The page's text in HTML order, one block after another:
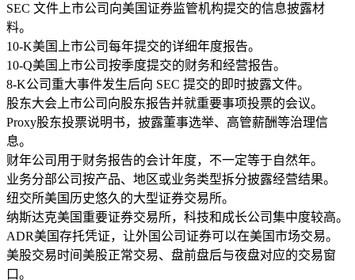
SEC 文件 上市公司向美国证券监管机构提交的信息披露材
料。
10-K美国上市公司每年提交的详细年度报告。
10-Q美国上市公司按季度提交的财务和经营报告。
8-K公司重大事件发生后向 SEC 提交的即时披露文件。
股东大会 上市公司向股东报告并就重要事项投票的会议。
Proxy股东投票说明书，披露董事选举、高管薪酬等治理信
息。
财年公司用于财务报告的会计年度，不一定等于自然年。
业务分部公司按产品、地区或业务类型拆分披露经营结果。
纽交所美国历史悠久的大型证券交易所。
纳斯达克美国重要证券交易所，科技和成长公司集中度较高。
ADR美国存托凭证，让外国公司证券可以在美国市场交易。
美股交易时间美股正常交易、盘前盘后与夜盘对应的交易窗
口。